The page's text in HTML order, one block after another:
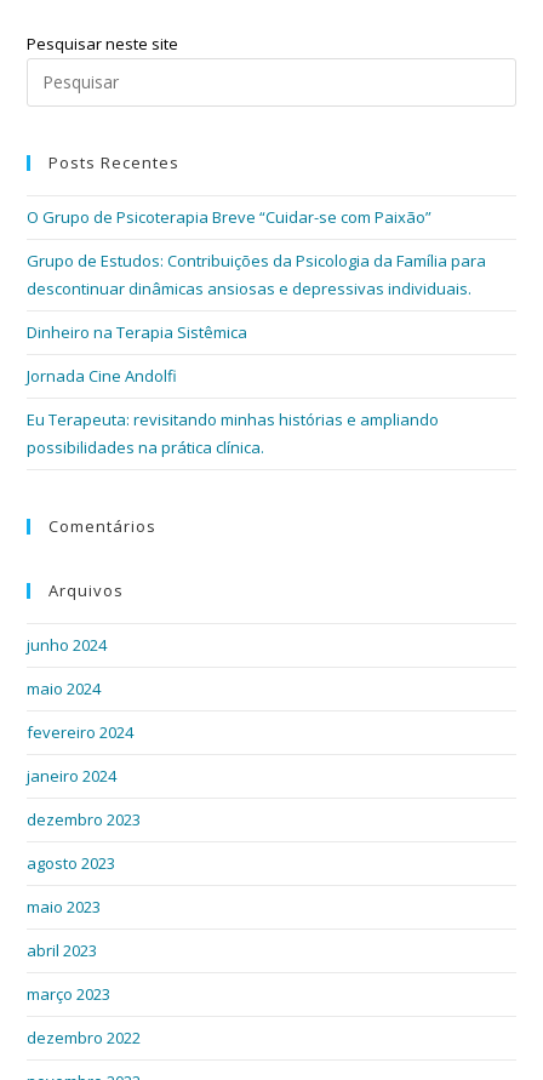
Pesquisar neste site
a
Posts Recentes
O Grupo de Psicoterapia Breve “Cuidar-se com Paixão”
Grupo de Estudos: Contribuições da Psicologia da Família para
descontinuar dinâmicas ansiosas e depressivas individuais.
Dinheiro na Terapia Sistêmica
Jornada Cine Andolfi
Eu Terapeuta: revisitando minhas histórias e ampliando
possibilidades na prática clínica.
Comentários
Arquivos
junho 2024
maio 2024
fevereiro 2024
janeiro 2024
dezembro 2023
agosto 2023
maio 2023
abril 2023
março 2023
dezembro 2022